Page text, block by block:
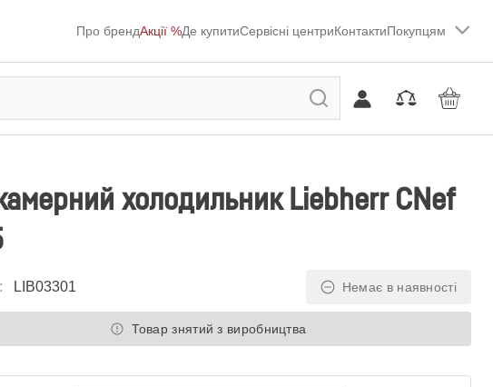
Про брендАкції %Де купитиСервісні центриКонтактиПокупцям
холодильник Liebherr CNef
: LIB03301 Немає в наявності
Товар знятий з виробництва